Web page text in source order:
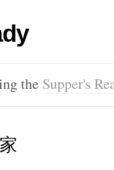
the Supper's